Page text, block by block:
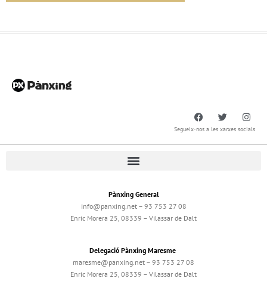
Segueix-nos a les xarxes socials
Pànxing General
info@panxing.net – 93 753 27 08
Enric Morera 25, 08339 – Vilassar de Dalt
Delegació Pànxing Maresme
maresme@panxing.net – 93 753 27 08
Enric Morera 25, 08339 – Vilassar de Dalt